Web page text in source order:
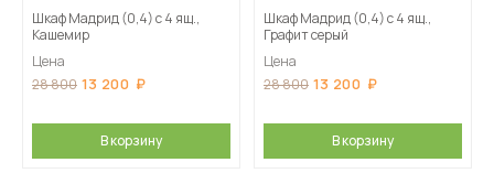
Шкаф Мадрид (0,4) с 4 ящ.,
Кашемир
Цена
28 800 13 200
В корзину
Шкаф Мадрид (0,4) с 4 ящ.,
Графит серый
Цена
28 800 13 200
В корзину